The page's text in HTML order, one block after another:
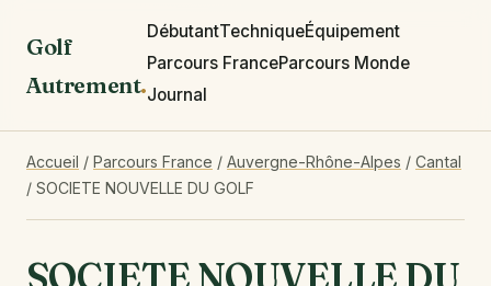
Golf
Autrement.
DébutantTechniqueÉquipement
Parcours FranceParcours Monde
Journal
Accueil / Parcours France / Auvergne-Rhône-Alpes / Cantal
/ SOCIETE NOUVELLE DU GOLF